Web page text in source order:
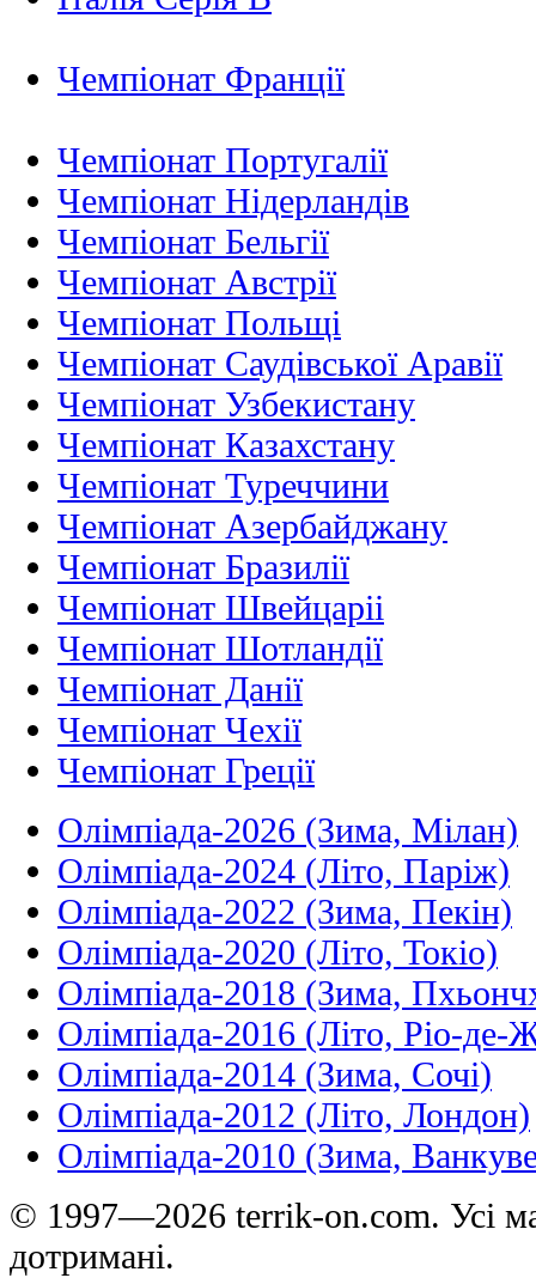
Чемпіонат Франції
Чемпіонат Португалії
Чемпіонат Нідерландiв
Чемпіонат Бельгії
Чемпіонат Австрії
Чемпіонат Польщі
Чемпіонат Саудівської Аравії
Чемпіонат Узбекистану
Чемпіонат Казахстану
Чемпіонат Туреччини
Чемпіонат Азербайджану
Чемпіонат Бразилії
Чемпіонат Швейцаріі
Чемпіонат Шотландії
Чемпіонат Данії
Чемпіонат Чехії
Чемпіонат Греції
Олімпіада-2026 (Зима, Мілан)
Олімпіада-2024 (Літо, Паріж)
Олімпіада-2022 (Зима, Пекін)
Олімпіада-2020 (Літо, Токіо)
Олімпіада-2018 (Зима,
Олімпіада-2016 (Літо, Ріо-де-
Олімпіада-2014 (Зима, Сочі)
Олімпіада-2012 (Літо, Лондон)
Олімпіада-2010 (Зима,
© 1997—2026 terrik-on.com. Усі
дотримані.